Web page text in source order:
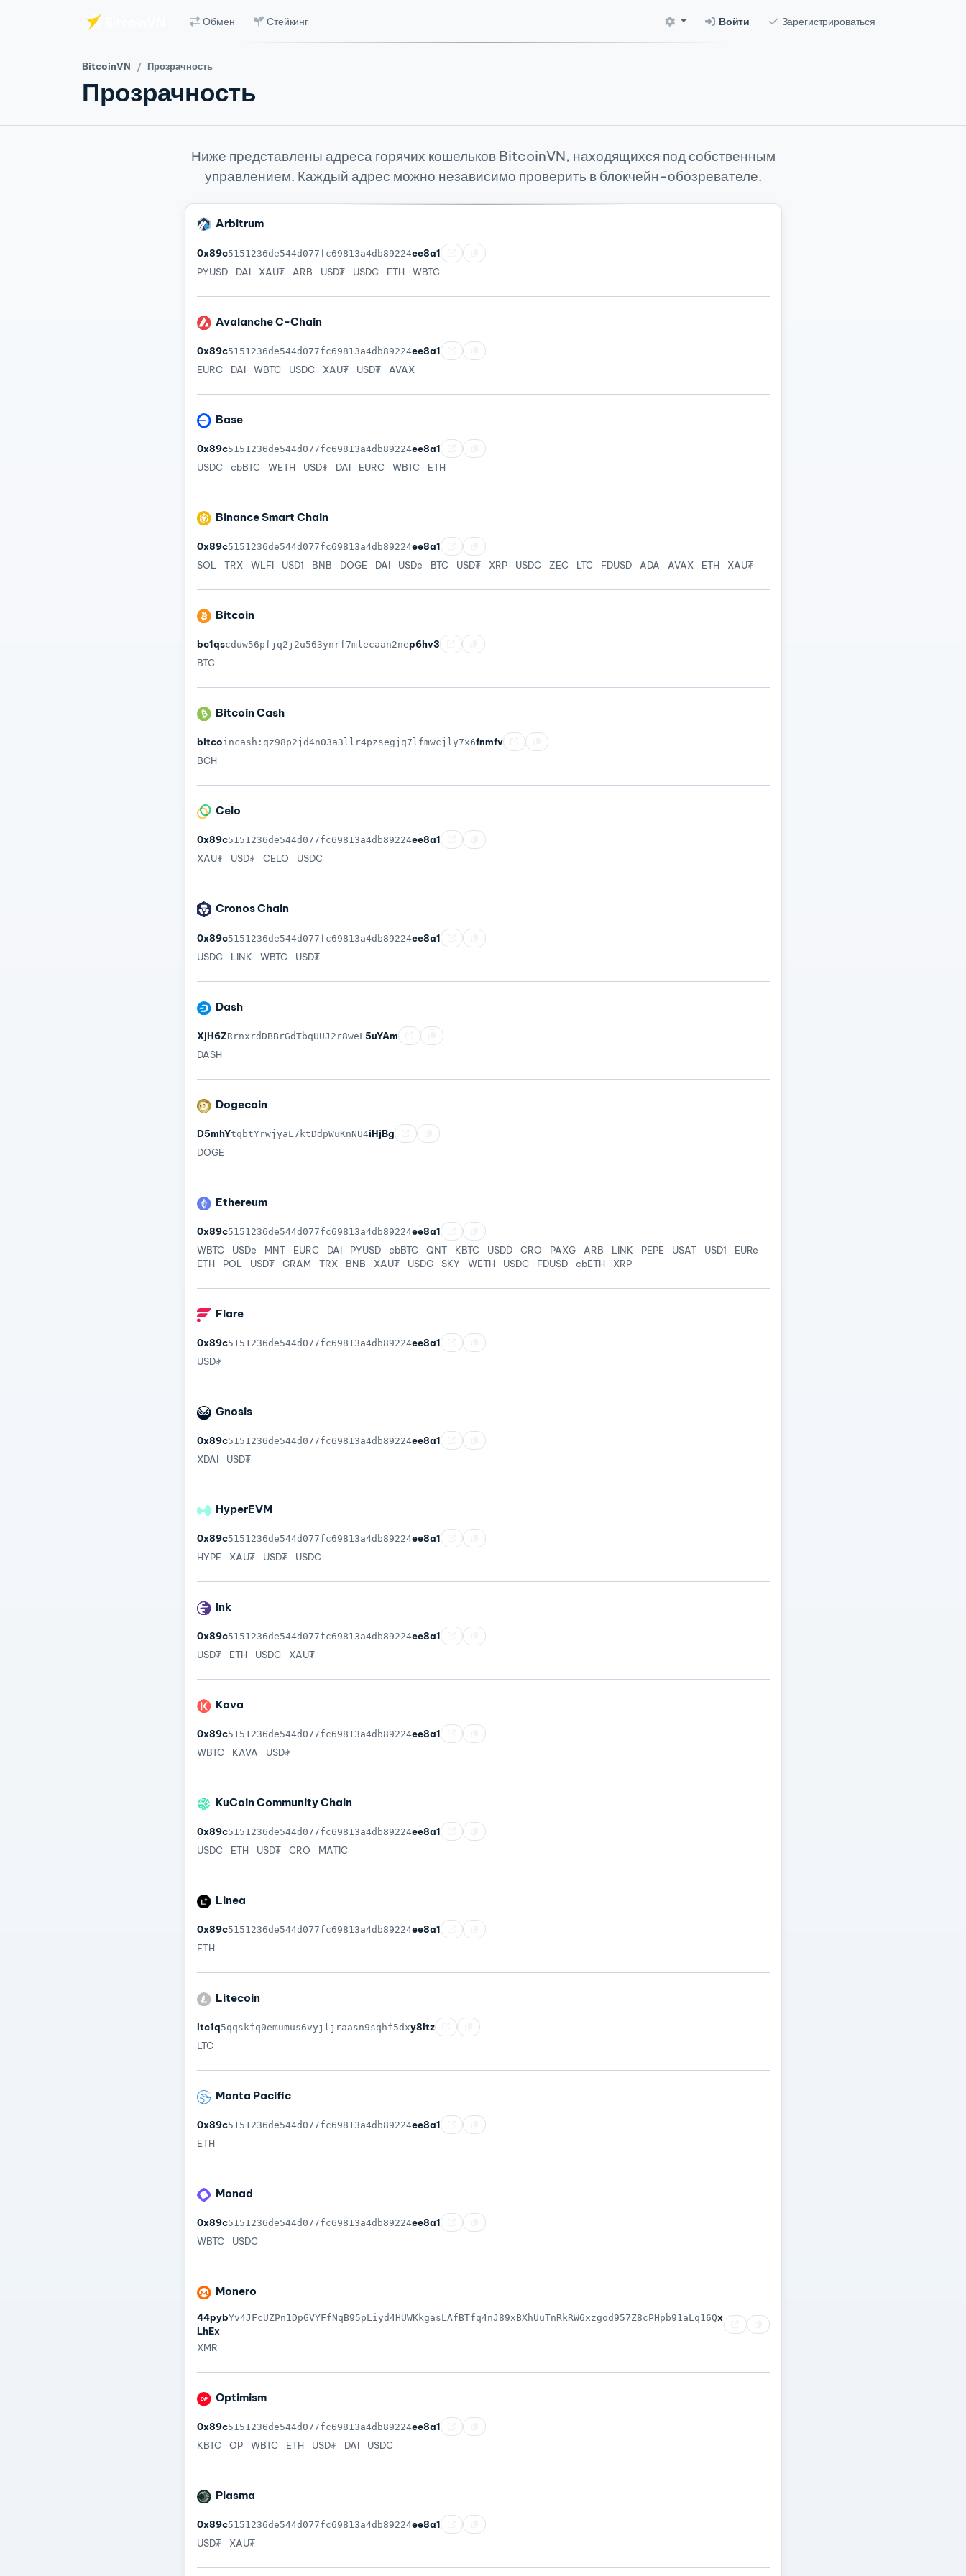
Обмен Стейкинг Войти Зарегистрироваться
BitcoinVN Прозрачность
Прозрачность
Ниже представлены адреса горячих кошельков BitcoinVN, находящихся под собственным
управлением. Каждый адрес можно независимо проверить в блокчейн-обозревателе.
Arbitrum
0x89c5151236de544d077fc69813a4db89224ee8a1
PYUSD
DAI XAU₮ ARB USD₮ USDC ETH WBTC
Avalanche C-Chain
0x89c5151236de544d077fc69813a4db89224ee8a1
EURC
DAI WBTC USDC XAU₮ USD₮ AVAX
Base
0x89c5151236de544d077fc69813a4db89224ee8a1
USDC
cbBTC WETH USD₮ DAI EURC WBTC ETH
Binance Smart Chain
0x89c5151236de544d077fc69813a4db89224ee8a1
SOL
TRX WLFI USD1 BNB DOGE DAI USDe BTC USD₮ XRP USDC ZEC LTC FDUSD ADA AVAX ETH XAU₮
Bitcoin
bc1qscduw56pfjq2j2u563ynrf7mlecaan2nep6hv3
BTC
Bitcoin Cash
bitcoincash:qz98p2jd4n03a3llr4pzsegjq7lfmwcjly7x6fnmfv
BCH
Celo
0x89c5151236de544d077fc69813a4db89224ee8a1
XAU₮
USD₮ CELO USDC
Cronos Chain
0x89c5151236de544d077fc69813a4db89224ee8a1
USDC
LINK WBTC USD₮
Dash
XjH6ZRrnxrdDBBrGdTbqUUJ2r8weL 5uYAm
DASH
Dogecoin
D5mhYtqbtYrwjyaL7ktDdpWuKnNU4iHjBg
DOGE
Ethereum
0x89c5151236de544d077fc69813a4db89224ee8a1
WBTC
USDe MNT EURC DAI PYUSD cbBTC QNT KBTC USDD CRO PAXG ARB LINK PEPE USAT USD1
EURe
ETH
POL USD₮ GRAM TRX BNB XAU₮ USDG SKY WETH USDC FDUSD cbETH XRP
Flare
0x89c5151236de544d077fc69813a4db89224ee8a1
USD₮
Gnosis
0x89c5151236de544d077fc69813a4db89224ee8a1
XDAI
USD₮
HyperEVM
0x89c5151236de544d077fc69813a4db89224ee8a1
HYPE
XAU₮ USD₮ USDC
Ink
0x89c5151236de544d077fc69813a4db89224ee8a1
USD₮
ETH USDC XAU₮
Kava
0x89c5151236de544d077fc69813a4db89224ee8a1
WBTC
KAVA USD₮
KuCoin Community Chain
0x89c5151236de544d077fc69813a4db89224ee8a1
USDC
ETH USD₮ CRO MATIC
Linea
0x89c5151236de544d077fc69813a4db89224ee8a1
ETH
Litecoin
ltc1q5qqskfq0emumus6vyjljraasn9sqhf5dxy8ltz
LTC
Manta Pacific
0x89c5151236de544d077fc69813a4db89224ee8a1
ETH
Monad
0x89c5151236de544d077fc69813a4db89224ee8a1
WBTC
USDC
Monero
44pybYv4JFcUZPn1DpGVYFfNqB95pLiyd4HUWKkgasLAfBTfq4nJ89xBXhUuTnRkRW6xzgod957Z8cPHpb91aLq16Qx
LhEx
XMR
Optimism
0x89c5151236de544d077fc69813a4db89224ee8a1
KBTC
OP WBTC ETH USD₮ DAI USDC
Plasma
0x89c5151236de544d077fc69813a4db89224ee8a1
USD₮
XAU₮